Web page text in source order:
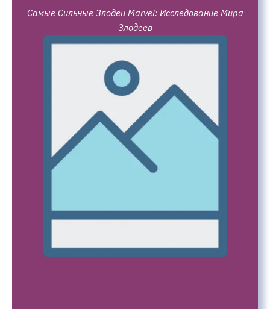
Самые Сильные Злодеи Marvel: Исследование Мира
Злодеев